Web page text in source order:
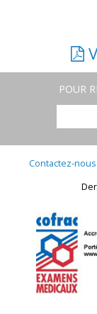
POUR
Contactez-